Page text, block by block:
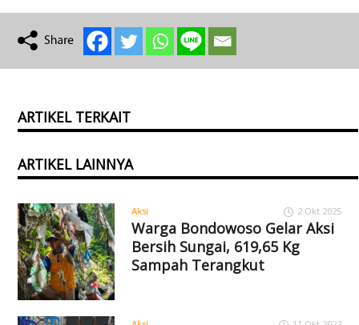
ARTIKEL TERKAIT
ARTIKEL LAINNYA
Aksi 2 Okt 2025
Warga Bondowoso Gelar Aksi
Bersih Sungai, 619,65 Kg
Sampah Terangkut